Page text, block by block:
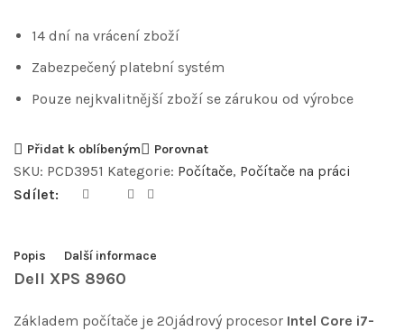
14 dní na vrácení zboží
Zabezpečený platební systém
Pouze nejkvalitnější zboží se zárukou od výrobce
Přidat k oblíbeným Porovnat
SKU: PCD3951 Kategorie: Počítače, Počítače na práci
Sdílet:
Popis Další informace
Dell XPS 8960
Základem počítače je 20jádrový procesor Intel Core i7-